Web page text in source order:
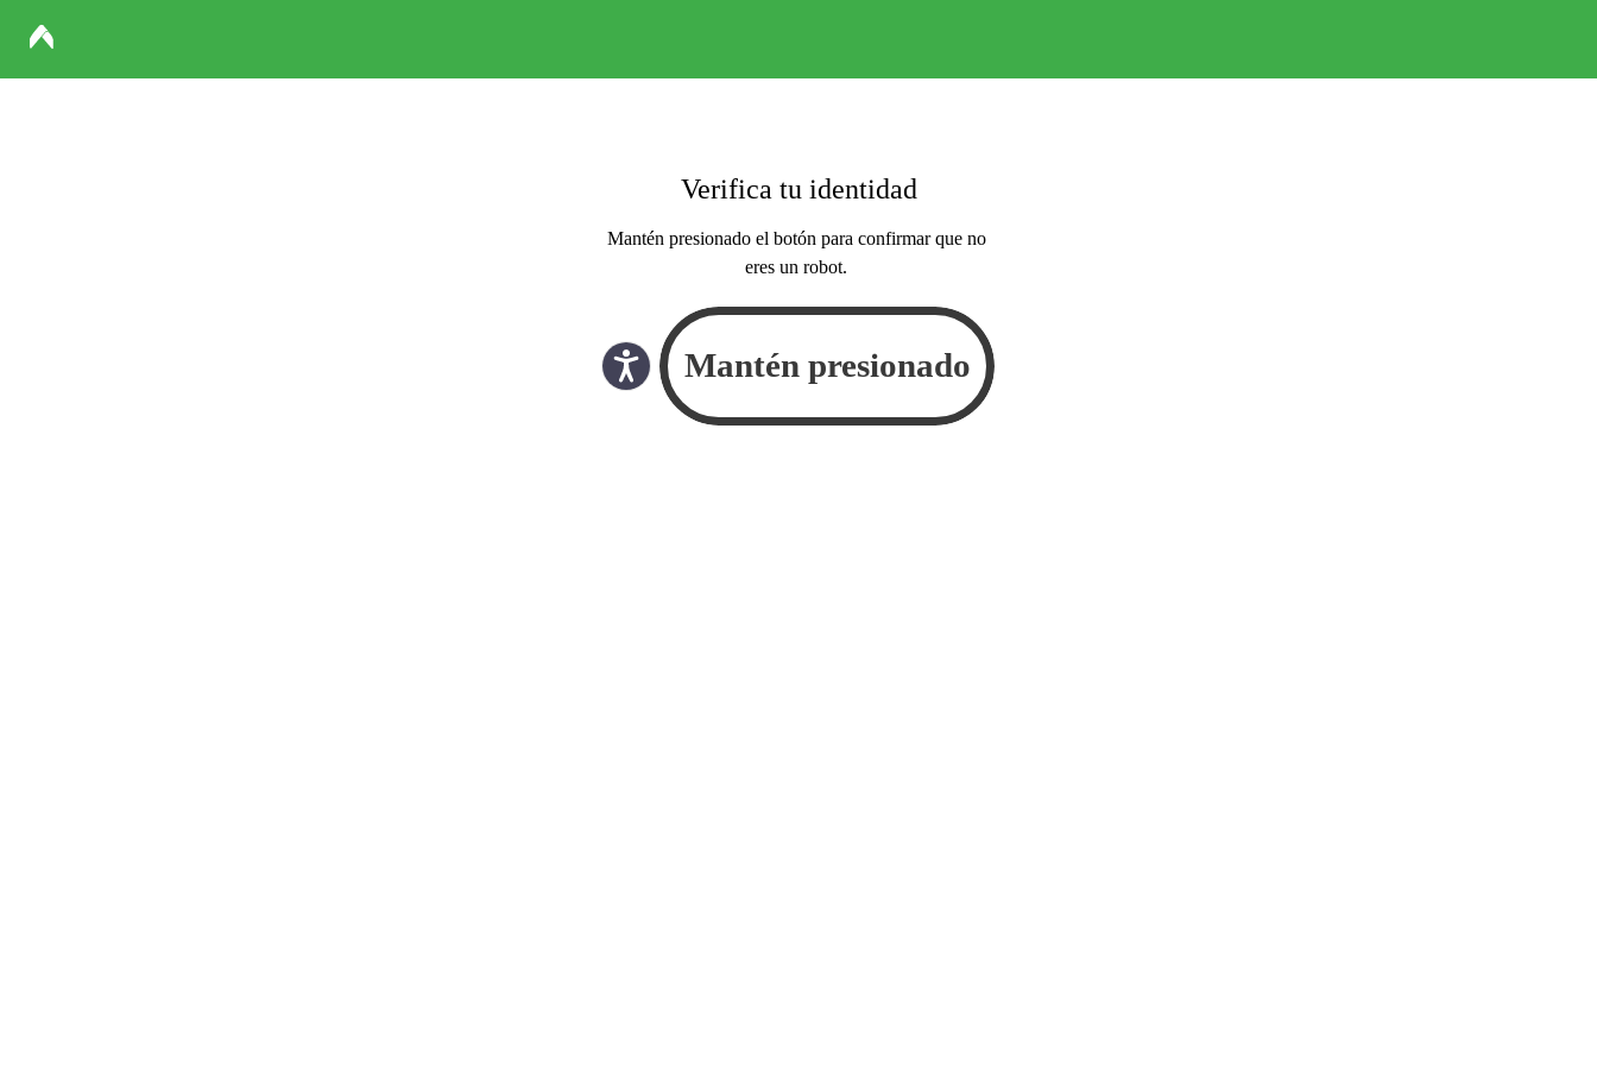
Verifica tu identidad
Mantén presionado el botón para confirmar que no
eres un robot.